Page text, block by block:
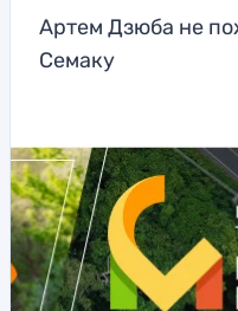
Артем Дзюба не
Семаку